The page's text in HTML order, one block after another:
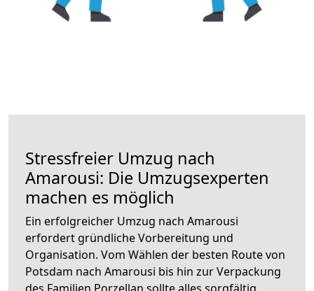
Stressfreier Umzug nach
Amarousi: Die Umzugsexperten
machen es möglich
Ein erfolgreicher Umzug nach Amarousi
erfordert gründliche Vorbereitung und
Organisation. Vom Wählen der besten Route von
Potsdam nach Amarousi bis hin zur Verpackung